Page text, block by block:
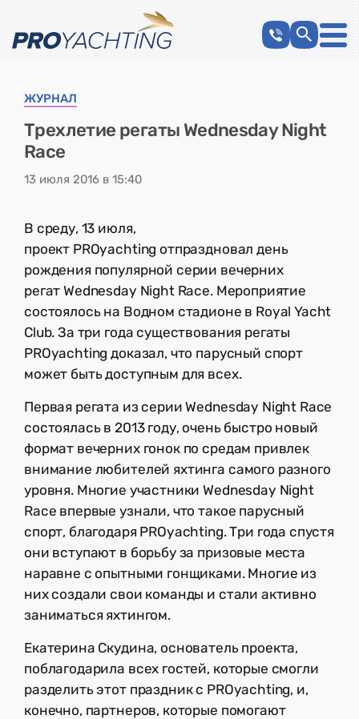
ЖУРНАЛ
Трехлетие регаты Wednesday Night
Race
13 июля 2016 в 15:40
В среду, 13 июля,
проект PROyachting отпраздновал день
рождения популярной серии вечерних
регат Wednesday Night Race. Мероприятие
состоялось на Водном стадионе в Royal Yacht
Club. За три года существования регаты
PROyachting доказал, что парусный спорт
может быть доступным для всех.
Первая регата из серии Wednesday Night Race
состоялась в 2013 году, очень быстро новый
формат вечерних гонок по средам привлек
внимание любителей яхтинга самого разного
уровня. Многие участники Wednesday Night
Race впервые узнали, что такое парусный
спорт, благодаря PROyachting. Три года спустя
они вступают в борьбу за призовые места
наравне с опытными гонщиками. Многие из
них создали свои команды и стали активно
заниматься яхтингом.
Екатерина Скудина, основатель проекта,
поблагодарила всех гостей, которые смогли
разделить этот праздник с PROyachting, и,
конечно, партнеров, которые помогают